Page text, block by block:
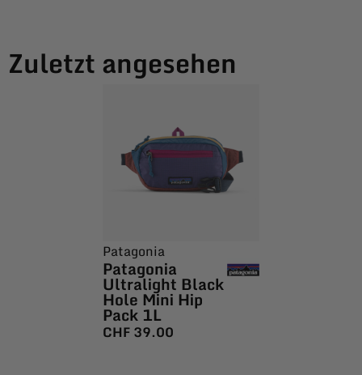
Zuletzt angesehen
Patagonia
Patagonia
Ultralight Black
Hole Mini Hip
Pack 1L
CHF39.00